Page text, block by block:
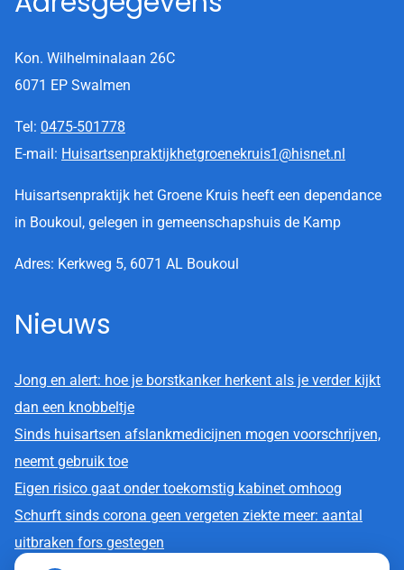
Kon. Wilhelminalaan 26C
6071 EP Swalmen
Tel: 0475-501778
E-mail: Huisartsenpraktijkhetgroenekruis1@hisnet.nl
Huisartsenpraktijk het Groene Kruis heeft een dependance
in Boukoul, gelegen in gemeenschapshuis de Kamp
Adres: Kerkweg 5, 6071 AL Boukoul
Nieuws
Jong en alert: hoe je borstkanker herkent als je verder kijkt
dan een knobbeltje
Sinds huisartsen afslankmedicijnen mogen voorschrijven,
neemt gebruik toe
Eigen risico gaat onder toekomstig kabinet omhoog
Schurft sinds corona geen vergeten ziekte meer: aantal
uitbraken fors gestegen